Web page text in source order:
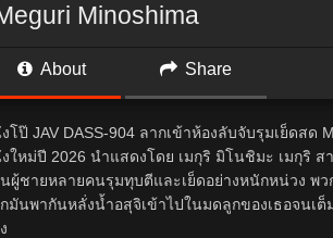
Minoshima
About Share
โป๊ JAV DASS-904 ลากเข้าห้องลับจับรุมเย็ดส
ใหม่ปี 2026 นำแสดงโดย เมกุริ มิโนชิมะ เมกุริ ส
ผู้ชายหลายคนรุมทุบตีและเย็ดอย่างหนักหน่วง พ
มันพากันหลั่งน้ำอสุจิเข้าไปในมดลูกของเธอจนเ